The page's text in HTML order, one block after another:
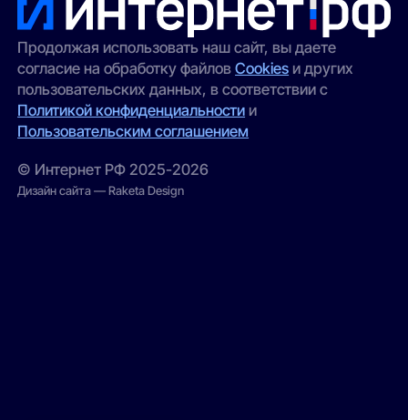
Продолжая использовать наш сайт, вы даете
согласие на обработку файловCookies и других
пользовательских данных, в соответствии с
Политикой конфиденциальности и
Пользовательским соглашением
© Интернет РФ 2025-2026
Дизайн сайта — Raketa Design